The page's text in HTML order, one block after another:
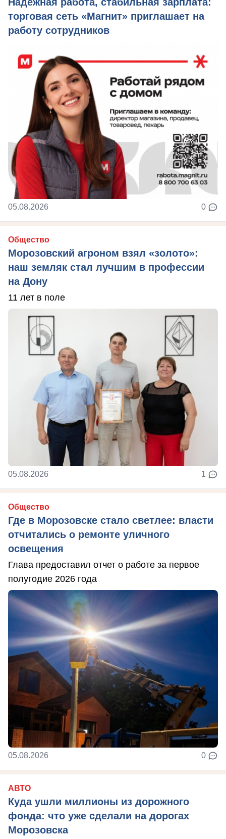
торговая сеть «Магнит» приглашает на
работу сотрудников
05.08.2026 0
Общество
Морозовский агроном взял «золото»:
наш земляк стал лучшим в профессии
на Дону
11 лет в поле
05.08.2026 1
Общество
Где в Морозовске стало светлее: власти
отчитались о ремонте уличного
освещения
Глава предоставил отчет о работе за первое
полугодие 2026 года
05.08.2026 0
АВТО
Куда ушли миллионы из дорожного
фонда: что уже сделали на дорогах
Морозовска